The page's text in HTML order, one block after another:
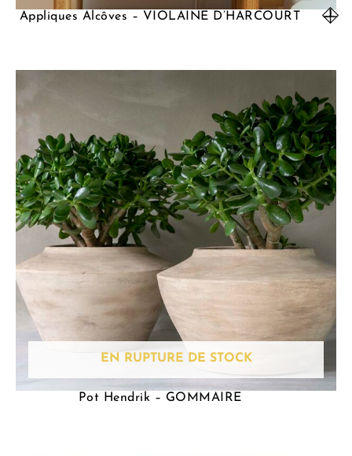
Appliques Alcôves – VIOLAINE D’HARCOURT
EN RUPTURE DE STOCK
Pot Hendrik – GOMMAIRE